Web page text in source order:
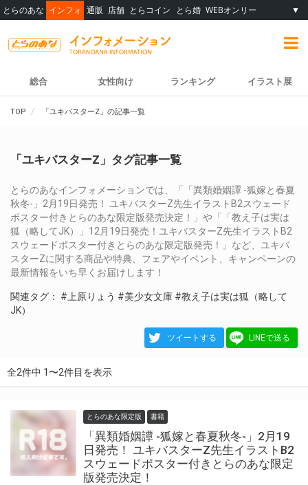
とらのあな インフォ 通販 店舗 とらコイン とら婚 WEBオンリー ▼
総合 女性向け ランキング イラスト展
TOP 「ユキバスターZ」の記事一覧
「ユキバスターZ」タグ記事一覧
とらのあなインフォメーションでは、「「異類婚姻譚 -狐嫁と春夏
秋冬-」2月19日発売！ ユキバスターZ先生イラストB2スウェード
ポスター付きとらのあな限定版発売決定！」や「「教え子は実は
狐（略してJK）」12月19日発売！ユキバスターZ先生イラストB2
スウェードポスター付きとらのあな限定版発売！」など、ユキバ
スターZに関する商品や特典、フェアやイベント、キャンペーンの
最新情報をいち早くお届けします！
関連タグ： #上原りょう #美少女文庫 #教え子は実は狐（略して
JK）
ツイートする LINEで送る
全2件中 1〜2件目を表示
とらのあな限定版 書籍
「異類婚姻譚 -狐嫁と春夏秋冬-」2月19
日発売！ ユキバスターZ先生イラストB2
スウェードポスター付きとらのあな限定
版発売決定！